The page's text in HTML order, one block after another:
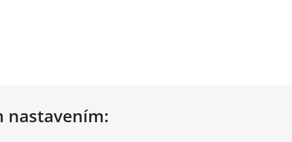
nastavením: